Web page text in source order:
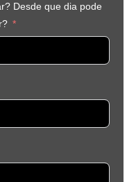
Desde que dia pode